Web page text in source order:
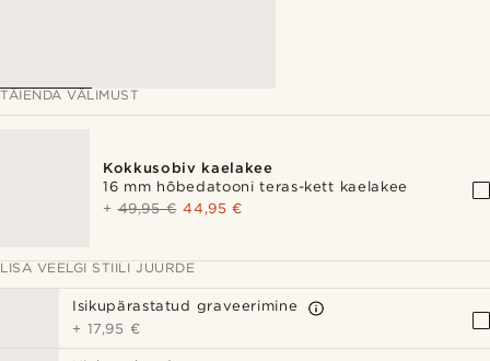
TÄIENDA VÄLIMUST
Kokkusobiv kaelakee
16 mm hõbedatooni teras-kett kaelakee
+49,95 € 44,95 €
LISA VEELGI STIILI JUURDE
Isikupärastatud graveerimine
+ 17,95 €